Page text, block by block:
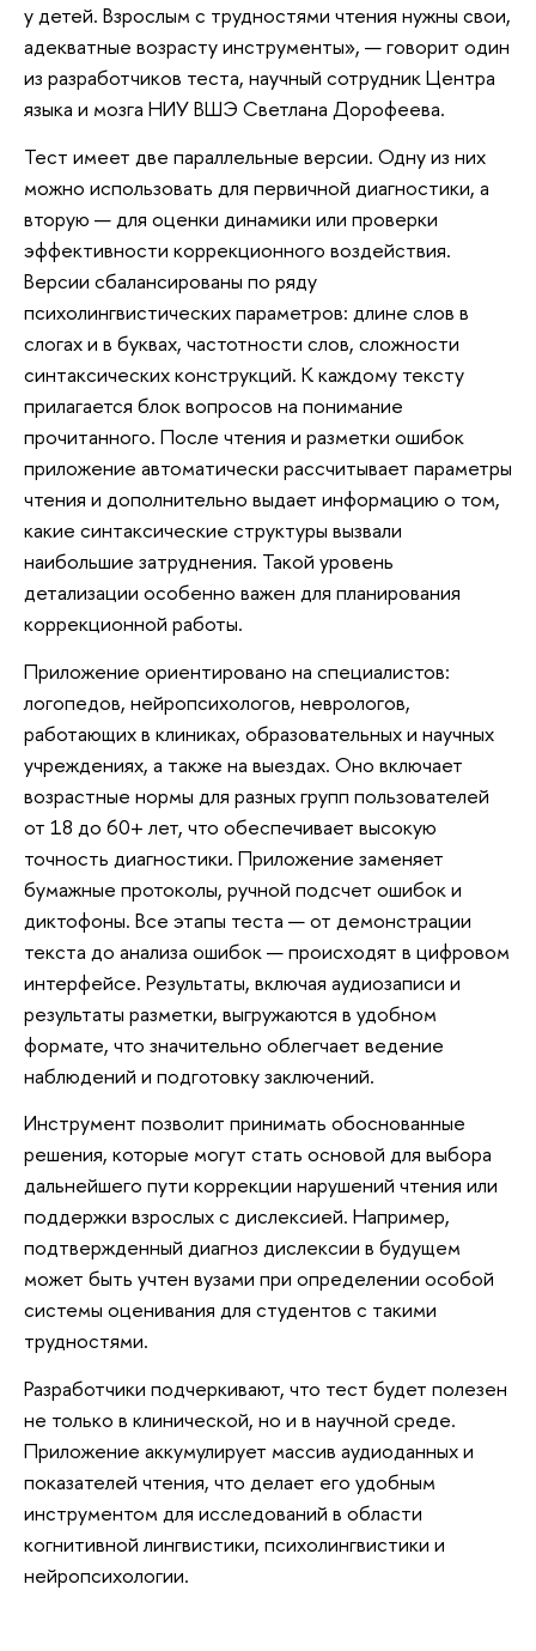
у детей. Взрослым с трудностями чтения нужны свои,
адекватные возрасту инструменты», — говорит один
из разработчиков теста, научный сотрудник Центра
языка и мозга НИУ ВШЭ Светлана Дорофеева.
Тест имеет две параллельные версии. Одну из них
можно использовать для первичной диагностики, а
вторую — для оценки динамики или проверки
эффективности коррекционного воздействия.
Версии сбалансированы по ряду
психолингвистических параметров: длине слов в
слогах и в буквах, частотности слов, сложности
синтаксических конструкций. К каждому тексту
прилагается блок вопросов на понимание
прочитанного. После чтения и разметки ошибок
приложение автоматически рассчитывает параметры
чтения и дополнительно выдает информацию о том,
какие синтаксические структуры вызвали
наибольшие затруднения. Такой уровень
детализации особенно важен для планирования
коррекционной работы.
Приложение ориентировано на специалистов:
логопедов, нейропсихологов, неврологов,
работающих в клиниках, образовательных и научных
учреждениях, а также на выездах. Оно включает
возрастные нормы для разных групп пользователей
от 18 до 60+ лет, что обеспечивает высокую
точность диагностики. Приложение заменяет
бумажные протоколы, ручной подсчет ошибок и
диктофоны. Все этапы теста — от демонстрации
текста до анализа ошибок — происходят в цифровом
интерфейсе. Результаты, включая аудиозаписи и
результаты разметки, выгружаются в удобном
формате, что значительно облегчает ведение
наблюдений и подготовку заключений.
Инструмент позволит принимать обоснованные
решения, которые могут стать основой для выбора
дальнейшего пути коррекции нарушений чтения или
поддержки взрослых с дислексией. Например,
подтвержденный диагноз дислексии в будущем
может быть учтен вузами при определении особой
системы оценивания для студентов с такими
трудностями.
Разработчики подчеркивают, что тест будет полезен
не только в клинической, но и в научной среде.
Приложение аккумулирует массив аудиоданных и
показателей чтения, что делает его удобным
инструментом для исследований в области
когнитивной лингвистики, психолингвистики и
нейропсихологии.